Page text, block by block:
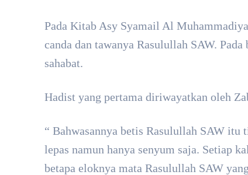
Pada Kitab Asy Syamail Al
canda dan tawanya Rasulullah SAW.
sahabat.
Hadist yang pertama diriwayatkan oleh
“ Bahwasannya betis Rasulullah SAW
lepas namun hanya senyum saja. Setiap
betapa eloknya mata Rasulullah SAW